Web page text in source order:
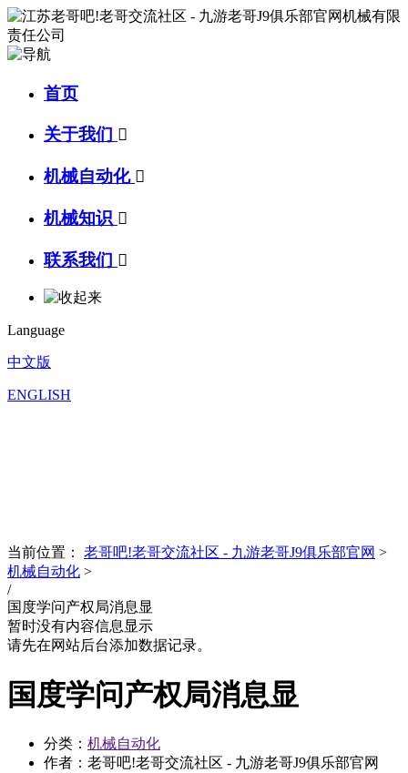
首页
关于我们 
机械自动化 
机械知识 
联系我们 
Language
中文版
ENGLISH
当前位置： 老哥吧!老哥交流社区 - 九游老哥J9俱乐部官网 >
机械自动化 >
/
国度学问产权局消息显
暂时没有内容信息显示
请先在网站后台添加数据记录。
国度学问产权局消息显
分类： 机械自动化
作者：老哥吧!老哥交流社区 - 九游老哥J9俱乐部官网